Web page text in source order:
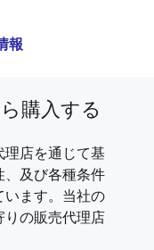
報
購入する
店を通じて基
、及び各種条件
います。当社の
りの販売代理店